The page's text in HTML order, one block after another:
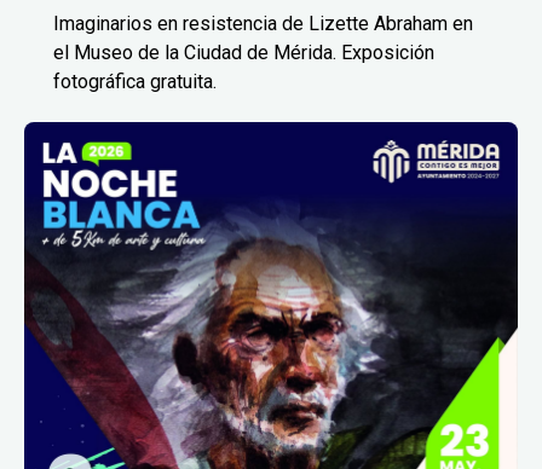
Imaginarios en resistencia de Lizette Abraham en
el Museo de la Ciudad de Mérida. Exposición
fotográfica gratuita.